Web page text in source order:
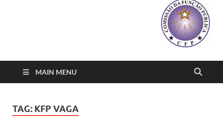
MAIN MENU
TAG: KFP VAGA